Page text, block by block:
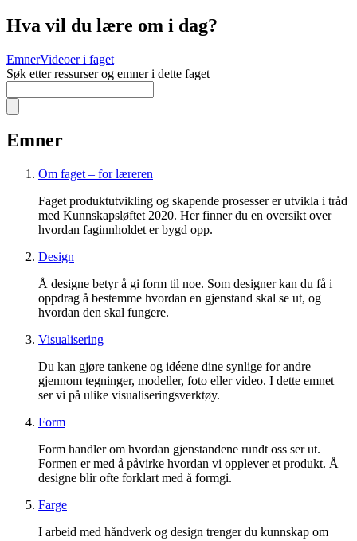
Hva vil du lære om i dag?
EmnerVideoer i faget
Søk etter ressurser og emner i dette faget
Emner
Om faget – for læreren
Faget produktutvikling og skapende prosesser er utvikla i tråd
med Kunnskapsløftet 2020. Her finner du en oversikt over
hvordan faginnholdet er bygd opp.
Design
Å designe betyr å gi form til noe. Som designer kan du få i
oppdrag å bestemme hvordan en gjenstand skal se ut, og
hvordan den skal fungere.
Visualisering
Du kan gjøre tankene og idéene dine synlige for andre
gjennom tegninger, modeller, foto eller video. I dette emnet
ser vi på ulike visualiseringsverktøy.
Form
Form handler om hvordan gjenstandene rundt oss ser ut.
Formen er med å påvirke hvordan vi opplever et produkt. Å
designe blir ofte forklart med å formgi.
Farge
I arbeid med håndverk og design trenger du kunnskap om